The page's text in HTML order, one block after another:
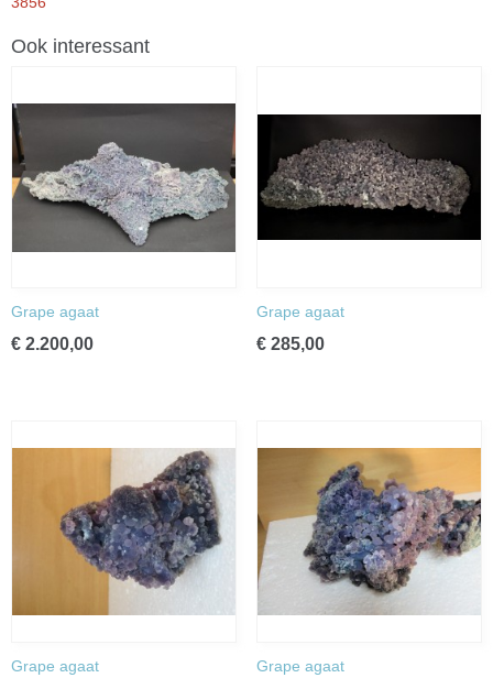
Ook interessant
Grape agaat
€ 2.200,00
Grape agaat
€ 285,00
Grape agaat Grape agaat